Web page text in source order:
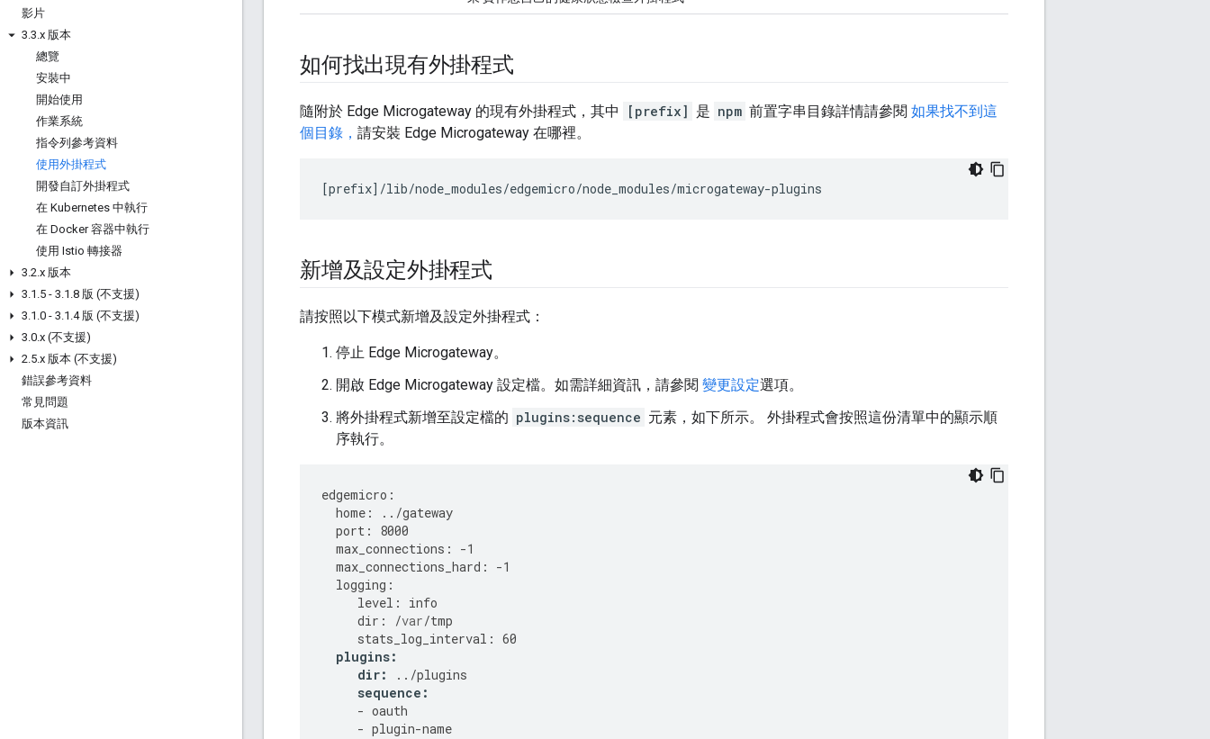
影片
3.3.x 版本
總覽
安裝中
開始使用
作業系統
指令列參考資料
使用外掛程式
開發自訂外掛程式
在 Kubernetes 中執行
在 Docker 容器中執行
使用 Istio 轉接器
3.2.x 版本
3.1 .5 - 3.1 .8 版 (不支援)
3.1 .0 - 3.1 .4 版 (不支援)
3.0.x (不支援)
2.5.x 版本 (不支援)
錯誤參考資料
常見問題
版本資訊
如何找出現有外掛程式
隨附於 Edge Microgateway 的現有外掛程式，其中 [prefix] 是 npm 前置字串目錄詳情請參閱 如果找不到這
個目錄， 請安裝 Edge Microgateway 在哪裡。
[prefix]/lib/node_modules/edgemicro/node_modules/microgateway-plugins
新增及設定外掛程式
請按照以下模式新增及設定外掛程式：
停止 Edge Microgateway。
開啟 Edge Microgateway 設定檔。如需詳細資訊，請參閱 變更設定選項。
將外掛程式新增至設定檔的 plugins:sequence 元素，如下所示。 外掛程式會按照這份清單中的顯示順
序執行。
edgemicro :
home : ../gateway
port :
8000
max_connections : -1
max_connections_hard : -1
logging :
level :
info
dir : /var/tmp
stats_log_interval : 60
plugins:
dir: ../plugins
sequence :
- oauth
- plugin-name